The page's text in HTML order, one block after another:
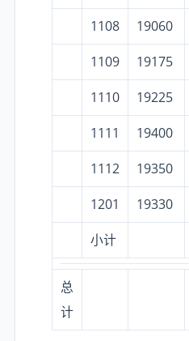
1108
19060
1109
19175
1110
19225
1111
19400
1112
19350
1201
19330
小计
总
计